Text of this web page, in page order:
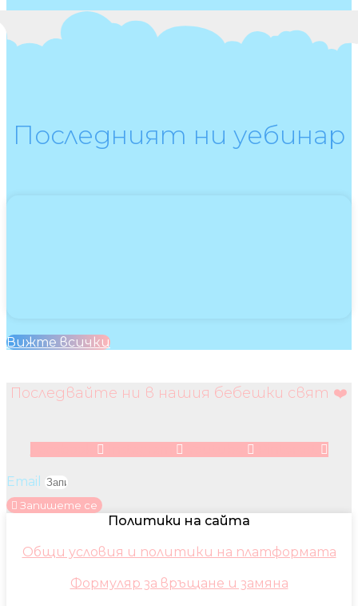
Последният ни уебинар
Вижте всички
Последвайте ни в нашия бебешки свят ❤️
Email
Запишете се
Политики на сайта
Общи условия и политики на платформата
Формуляр за връщане и замяна